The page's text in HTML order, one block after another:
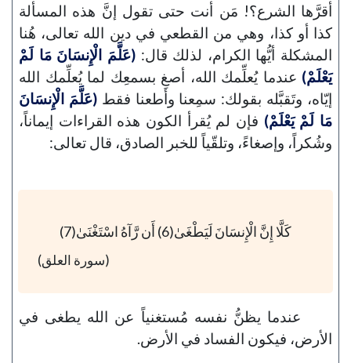
أقرَّها الشرع؟! مَن أنت حتى تقول إنَّ هذه المسألة
كذا أو كذا، وهي من القطعي في دين الله تعالى، هُنا
المشكلة أيُّها الكرام، لذلك قال:(عَلَّمَ الْإِنسَانَ مَا لَمْ
يَعْلَمْ) عندما يُعلِّمك الله، أصغِ بسمعِك لما يُعلِّمك الله
إيّاه، وتَقبَّله بقولك: سمِعنا وأطعنا فقط(عَلَّمَ الْإِنسَانَ
مَا لَمْ يَعْلَمْ) فإن لم يُقرأ الكون هذه القراءات إيماناً،
وشُكراً، وإصغاءً، وتلقّياً للخبر الصادق، قال تعالى:
كَلَّا إِنَّ الْإِنسَانَ لَيَطْغَىٰ(6) أَن رَّآهُ اسْتَغْنَىٰ(7)
(سورة العلق)
عندما يظنُّ نفسه مُستغنياً عن الله يطغى في
الأرض، فيكون الفساد في الأرض.